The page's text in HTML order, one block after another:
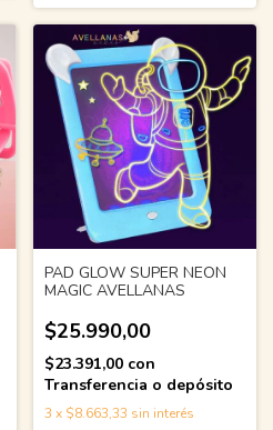
PAD GLOW SUPER NEON
MAGIC AVELLANAS
$25.990,00
$23.391,00 con
Transferencia o depósito
3 x $8.663,33 sin interés